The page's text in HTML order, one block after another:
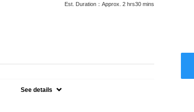
Est. Duration：Approx. 2 hrs30 mins
See details